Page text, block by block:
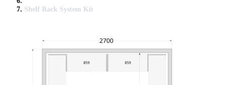
Shelf Rack System Kit